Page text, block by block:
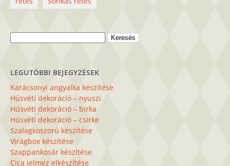
LEGUTÓBBI BEJEGYZÉSEK
Karácsonyi angyalka készítése
Húsvéti dekoráció – nyuszi
Húsvéti dekoráció – birka
Húsvéti dekoráció – csirke
Szalagkoszorú készítése
Virágbox készítése
Szappankosár készítése
Cica jelmez elkészítése